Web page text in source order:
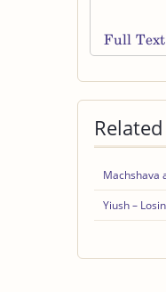
Full Text
Machshava
Yiush –